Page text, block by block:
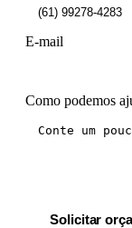
E-mail
Como podemos
Solicitar